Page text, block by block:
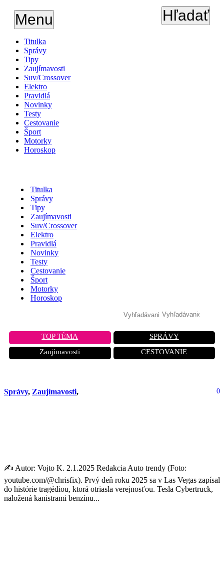
Menu Hľadať
Titulka
Správy
Tipy
Zaujímavosti
Suv/Crossover
Elektro
Pravidlá
Novinky
Testy
Cestovanie
Šport
Motorky
Horoskop
Titulka
Správy
Tipy
Zaujímavosti
Suv/Crossover
Elektro
Pravidlá
Novinky
Testy
Cestovanie
Šport
Motorky
Horoskop
TOP TÉMA
SPRÁVY
Zaujímavosti
CESTOVANIE
Správy, Zaujímavosti, 0
✍️ Autor: Vojto K. 2.1.2025 Redakcia Auto trendy (Foto:
youtube.com/@chrisfix). Prvý deň roku 2025 sa v Las Vegas zapísal
do histórie tragédiou, ktorá otriasla verejnosťou. Tesla Cybertruck,
naložená kanistrami benzínu...